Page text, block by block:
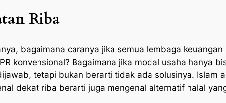
Riba
bagaimana caranya jika semua lembaga
konvensional? Bagaimana jika modal usaha hanya
tetapi bukan berarti tidak ada solusinya. Islam
dekat riba berarti juga mengenal alternatif halal